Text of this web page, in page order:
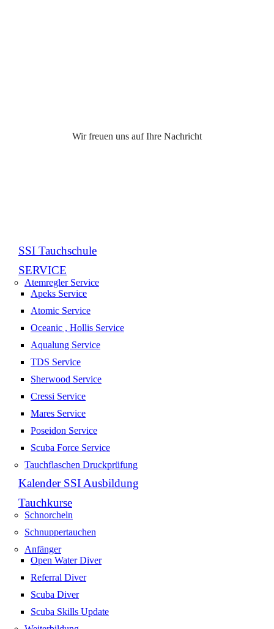
Wir freuen uns auf Ihre Nachricht
SSI Tauchschule
SERVICE
Atemregler Service
Apeks Service
Atomic Service
Oceanic , Hollis Service
Aqualung Service
TDS Service
Sherwood Service
Cressi Service
Mares Service
Poseidon Service
Scuba Force Service
Tauchflaschen Druckprüfung
Kalender SSI Ausbildung
Tauchkurse
Schnorcheln
Schnuppertauchen
Anfänger
Open Water Diver
Referral Diver
Scuba Diver
Scuba Skills Update